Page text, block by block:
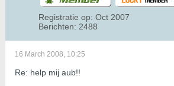
Registratie op: Oct 2007
Berichten: 2488
16 March 2008, 10:25
Re: help mij aub!!